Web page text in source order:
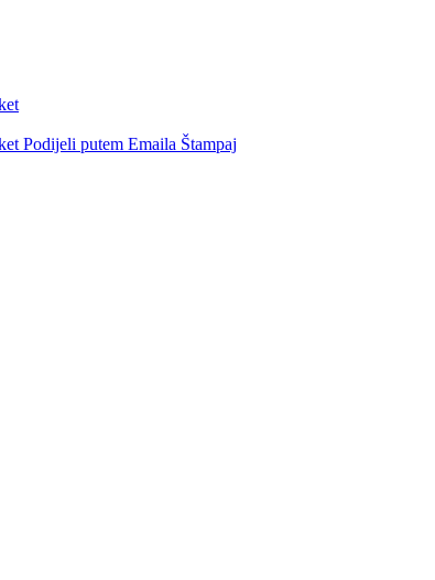
Podijeli putem Emaila Štampaj